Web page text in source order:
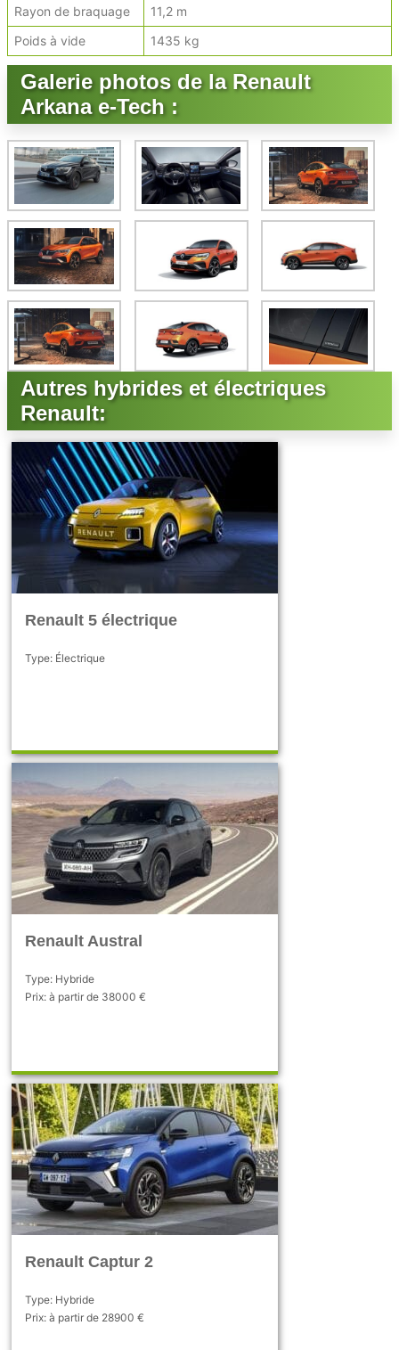
Rayon de braquage
11,2 m
Poids à vide
1435 kg
Galerie photos de la Renault
Arkana e-Tech :
Autres hybrides et électriques
Renault:
Renault 5 électrique
Type: Électrique
Renault Austral
Type: Hybride
Prix: à partir de 38000 €
Renault Captur 2
Type: Hybride
Prix: à partir de 28900 €